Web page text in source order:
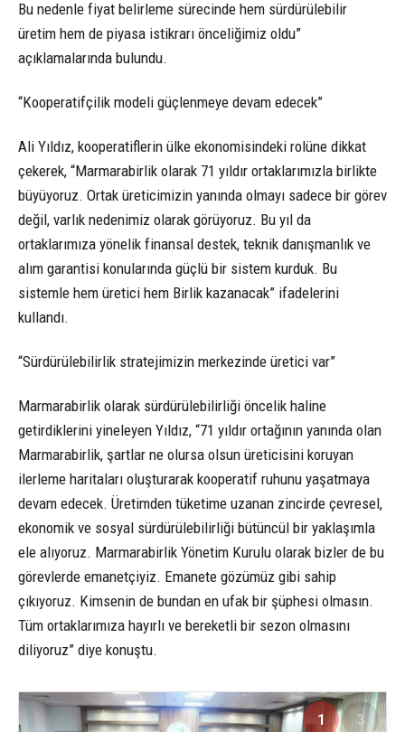
Bu nedenle fiyat belirleme sürecinde hem sürdürülebilir
üretim hem de piyasa istikrarı önceliğimiz oldu”
açıklamalarında bulundu.
“Kooperatifçilik modeli güçlenmeye devam edecek”
Ali Yıldız, kooperatiflerin ülke ekonomisindeki rolüne dikkat
çekerek, “Marmarabirlik olarak 71 yıldır ortaklarımızla birlikte
büyüyoruz. Ortak üreticimizin yanında olmayı sadece bir görev
değil, varlık nedenimiz olarak görüyoruz. Bu yıl da
ortaklarımıza yönelik finansal destek, teknik danışmanlık ve
alım garantisi konularında güçlü bir sistem kurduk. Bu
sistemle hem üretici hem Birlik kazanacak” ifadelerini
kullandı.
“Sürdürülebilirlik stratejimizin merkezinde üretici var”
Marmarabirlik olarak sürdürülebilirliği öncelik haline
getirdiklerini yineleyen Yıldız, “71 yıldır ortağının yanında olan
Marmarabirlik, şartlar ne olursa olsun üreticisini koruyan
ilerleme haritaları oluşturarak kooperatif ruhunu yaşatmaya
devam edecek. Üretimden tüketime uzanan zincirde çevresel,
ekonomik ve sosyal sürdürülebilirliği bütüncül bir yaklaşımla
ele alıyoruz. Marmarabirlik Yönetim Kurulu olarak bizler de bu
görevlerde emanetçiyiz. Emanete gözümüz gibi sahip
çıkıyoruz. Kimsenin de bundan en ufak bir şüphesi olmasın.
Tüm ortaklarımıza hayırlı ve bereketli bir sezon olmasını
diliyoruz” diye konuştu.
1 3